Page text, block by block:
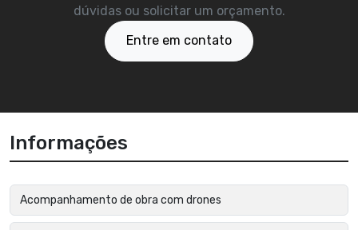
dúvidas ou solicitar um orçamento.
Entre em contato
Informações
Acompanhamento de obra com drones